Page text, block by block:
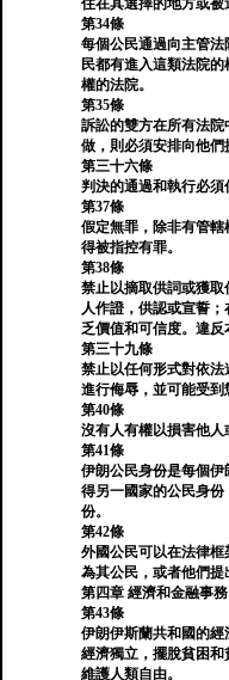
住在其選擇的地方或被
第34條
每個公民通過向主管
民都有進入這類法院
權的法院。
第35條
訴訟的雙方在所有法
做，則必須安排向他們
第三十六條
判決的通過和執行必須
第37條
假定無罪，除非有管
得被指控有罪。
第38條
禁止以摘取供詞或獲
人作證，供認或宣誓
乏價值和可信度。違反
第三十九條
禁止以任何形式對依
進行侮辱，並可能受到
第40條
沒有人有權以損害他人
第41條
伊朗公民身份是每個
得另一國家的公民身
份。
第42條
外國公民可以在法律
為其公民，或者他們提
第四章 經濟和金融事務
第43條
伊朗伊斯蘭共和國的
經濟獨立，擺脫貧困
維護人類自由。